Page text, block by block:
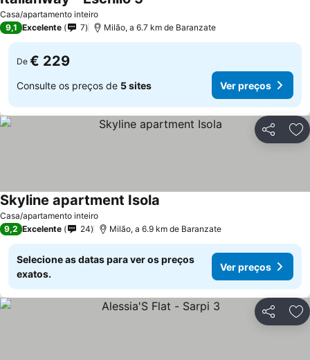
Casa/apartamento inteiro
9,1 Excelente 7 Milão, a 6.7 km de Baranzate
De € 229
Consulte os preços de 5 sites Ver preços
Partilhar
Casa/apartamento inteiro
Skyline apartment Isola
9,2 Excelente 24 Milão, a 6.9 km de Baranzate
Selecione as datas para ver os preços
exatos.
Ver preços
Partilhar